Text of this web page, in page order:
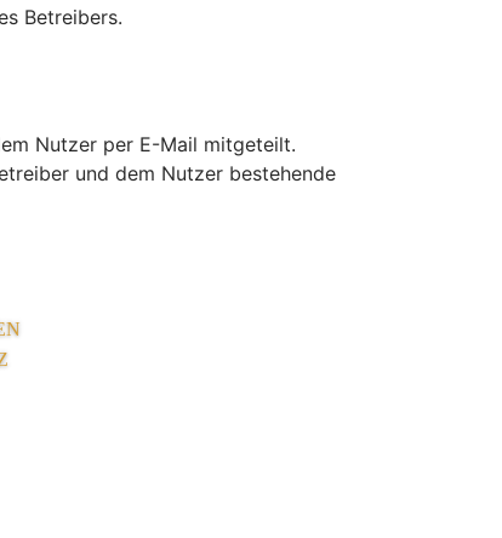
Betreibers.
Nutzer per E-Mail mitgeteilt.
und dem Nutzer bestehende